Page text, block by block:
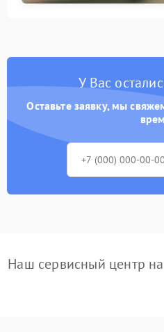
У Вас
Оставьте заявку, мы
Наш сервисный центр